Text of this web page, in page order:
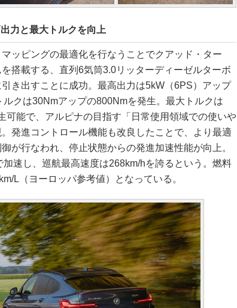
力と最大トルクを向上
ッピングの最適化を行なうことでクアッド・ター
搭載する、直列6気筒3.0リッターディーゼルターボ
き出すことに成功。最高出力は5kW（6PS）アップ
クは30Nmアップの800Nmを発生。最大トルクは
可能で、アルピナの目指す「日常使用領域での使いや
発進コントロール機能も改良したことで、より最適
が行なわれ、停止状態からの発進加速性能が向上。
速し、巡航最高速度は268km/hを誇るという。燃料
L（ヨーロッパ参考値）となっている。